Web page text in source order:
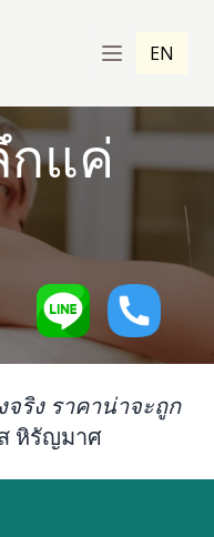
EN
กแค่
จริง ราคาน่าจะถูก
หิรัญมาศ